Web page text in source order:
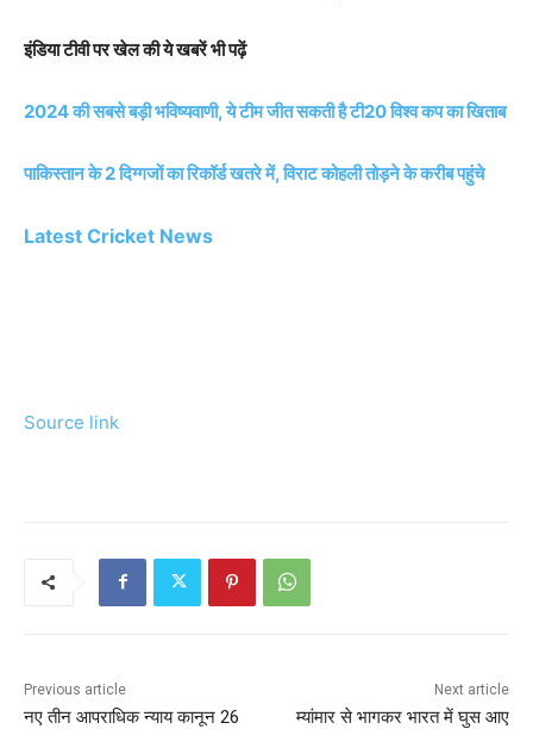
इंडिया टीवी पर खेल की ये खबरें भी पढ़ें
2024 की सबसे बड़ी भविष्यवाणी, ये टीम जीत सकती है टी20 विश्व कप का खिताब
पाकिस्तान के 2 दिग्गजों का रिकॉर्ड खतरे में, विराट कोहली तोड़ने के करीब पहुंचे
Latest Cricket News
Source link
Previous article
नए तीन आपराधिक न्याय कानून 26
Next article
म्यांमार से भागकर भारत में घुस आए